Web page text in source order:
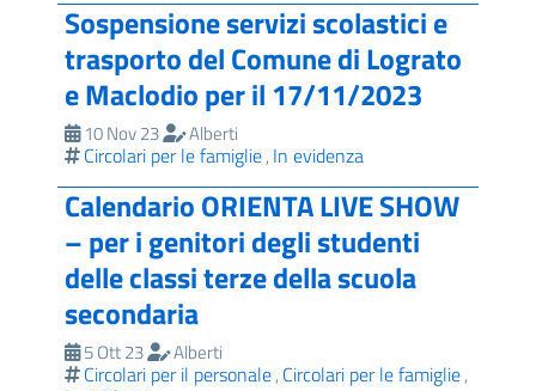
Sospensione servizi scolastici e
trasporto del Comune di Lograto
e Maclodio per il 17/11/2023
10 Nov 23 Alberti
Circolari per le famiglie, In evidenza
Calendario ORIENTA LIVE SHOW
– per i genitori degli studenti
delle classi terze della scuola
secondaria
5 Ott 23 Alberti
Circolari per il personale, Circolari per le famiglie,